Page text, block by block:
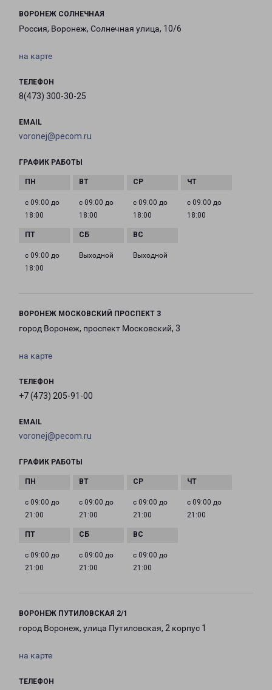
ВОРОНЕЖ СОЛНЕЧНАЯ
Россия, Воронеж, Солнечная улица, 10/6
на карте
ТЕЛЕФОН
8(473) 300-30-25
EMAIL
voronej@pecom.ru
ГРАФИК РАБОТЫ
с 09:00 до
18:00
с 09:00 до
18:00
с 09:00 до
18:00
с 09:00 до
18:00
с 09:00 до
18:00
Выходной Выходной
ВОРОНЕЖ МОСКОВСКИЙ ПРОСПЕКТ 3
город Воронеж, проспект Московский, 3
на карте
ТЕЛЕФОН
+7 (473) 205-91-00
EMAIL
voronej@pecom.ru
ГРАФИК РАБОТЫ
с 09:00 до
21:00
с 09:00 до
21:00
с 09:00 до
21:00
с 09:00 до
21:00
с 09:00 до
21:00
с 09:00 до
21:00
с 09:00 до
21:00
ВОРОНЕЖ ПУТИЛОВСКАЯ 2/1
город Воронеж, улица Путиловская, 2 корпус 1
на карте
ТЕЛЕФОН